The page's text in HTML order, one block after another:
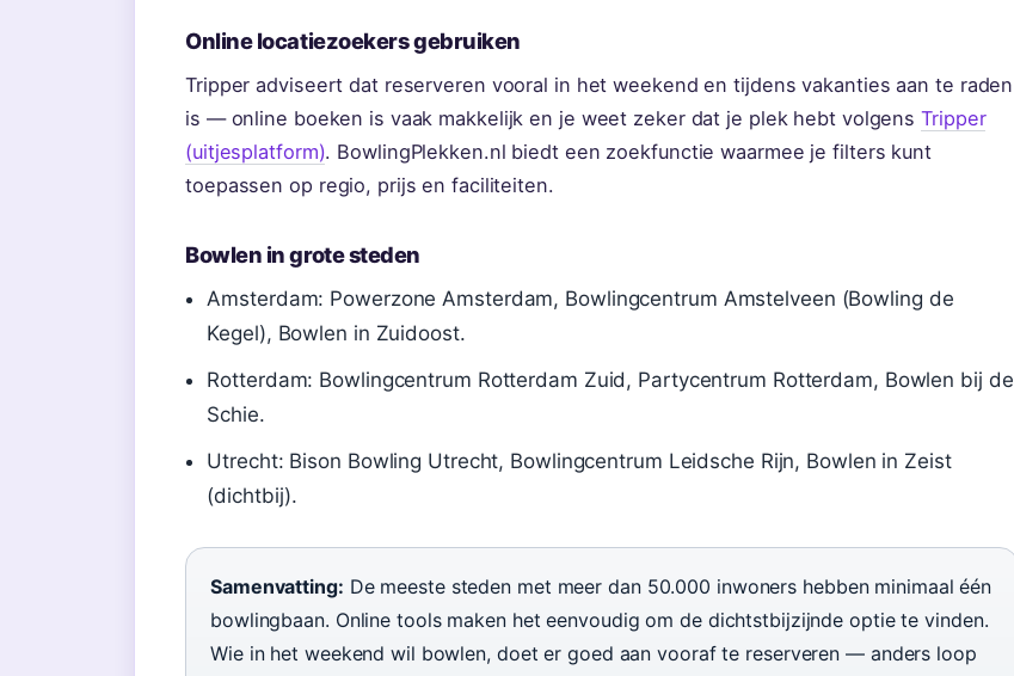
Online locatiezoekers gebruiken
Tripper adviseert dat reserveren vooral in het weekend en tijdens vakanties aan te raden
is — online boeken is vaak makkelijk en je weet zeker dat je plek hebt volgensTripper
(uitjesplatform). BowlingPlekken.nl biedt een zoekfunctie waarmee je filters kunt
toepassen op regio, prijs en faciliteiten.
Bowlen in grote steden
Amsterdam: Powerzone Amsterdam, Bowlingcentrum Amstelveen (Bowling de
Kegel), Bowlen in Zuidoost.
Rotterdam: Bowlingcentrum Rotterdam Zuid, Partycentrum Rotterdam, Bowlen bij de
Schie.
Utrecht: Bison Bowling Utrecht, Bowlingcentrum Leidsche Rijn, Bowlen in Zeist
(dichtbij).
Samenvatting: De meeste steden met meer dan 50.000 inwoners hebben minimaal één
bowlingbaan. Online tools maken het eenvoudig om de dichtstbijzijnde optie te vinden.
Wie in het weekend wil bowlen, doet er goed aan vooraf te reserveren — anders loop